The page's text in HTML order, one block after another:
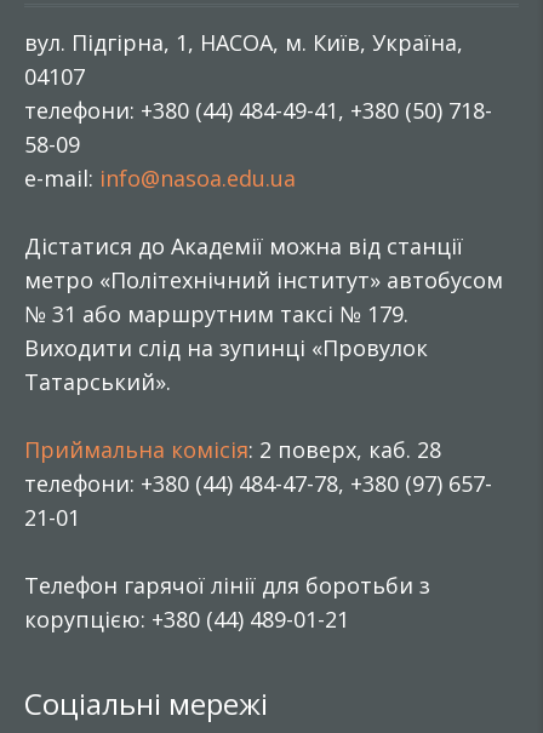
вул. Підгірна, 1, НАСОА, м. Київ, Україна,
04107
телефони: +380 (44) 484-49-41, +380 (50) 718-
58-09
e-mail: info@nasoa.edu.ua
Дістатися до Академії можна від станції
метро «Політехнічний інститут» автобусом
№ 31 або маршрутним таксі № 179.
Виходити слід на зупинці «Провулок
Татарський».
Приймальна комісія: 2 поверх, каб. 28
телефони: +380 (44) 484-47-78, +380 (97) 657-
21-01
Телефон гарячої лінії для боротьби з
корупцією: +380 (44) 489-01-21
Соціальні мережі